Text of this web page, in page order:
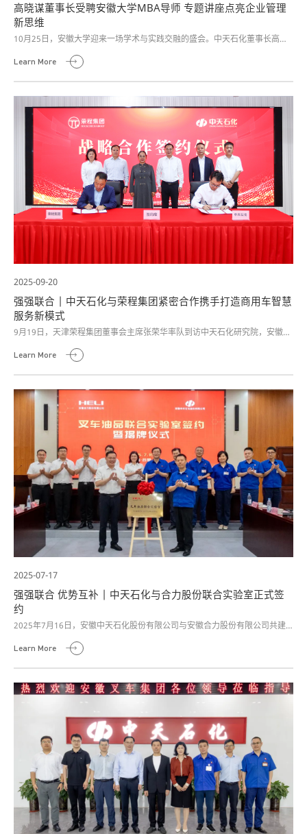
高晓谋董事长受聘安徽大学MBA导师 专题讲座点亮企业管理
新思维
10月25日，安徽大学迎来一场学术与实践交融的盛会。中天石化董事长高晓
《四力精进，强化企业核心优势》专题讲座，为实践教学系列课程精彩启幕。
Learn More
2025-09-20
强强联合 | 中天石化与荣程集团紧密合作携手打造商用车智慧
服务新模式
9月19日，天津荣程集团董事会主席张荣华率队到访中天石化研究院，安徽中
合作签约仪式。
Learn More
2025-07-17
强强联合 优势互补 | 中天石化与合力股份联合实验室正式签
约​
2025年7月16日，安徽中天石化股份有限公司与安徽合力股份有限公司共建
Learn More